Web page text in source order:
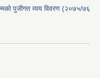
पुजीगत व्यय विवरण (२०७५/७६